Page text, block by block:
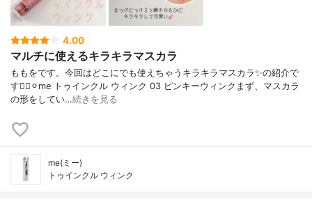
4.00
マルチに使えるキラキラマスカラ
ももをです。今回はどこにでも使えちゃうキラキラマスカラ✨の紹介で
す🙋‍♀️⚪︎me トゥインクル ウィンク 03 ピンキーウィンクまず、マスカラ
の形をしてい…続きを見る
me(ミー)
トゥインクル ウィンク